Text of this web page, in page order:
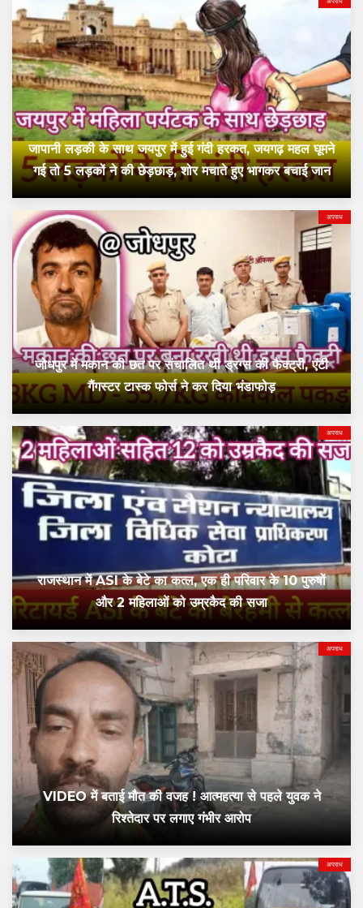
जापानी लड़की के साथ जयपुर में हुई गंदी हरकत, जयगढ़ महल घूमने
गई तो 5 लड़कों ने की छेड़छाड़, शोर मचाते हुए भागकर बचाई जान
अपराध
जोधपुर में मकान की छत पर संचालित थी ड्रग्स की फैक्ट्री, एंटी
गैंगस्टर टास्क फोर्स ने कर दिया भंडाफोड़
अपराध
राजस्थान में ASI के बेटे का कत्ल, एक ही परिवार के 10 पुरुषों
और 2 महिलाओं को उम्रकैद की सजा
अपराध
VIDEO में बताई मौत की वजह ! आत्महत्या से पहले युवक ने
रिश्तेदार पर लगाए गंभीर आरोप
अपराध